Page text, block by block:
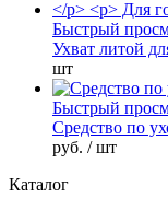
Быстрый
Ухват литой
шт
Быстрый
Средство по
руб. / шт
Каталог